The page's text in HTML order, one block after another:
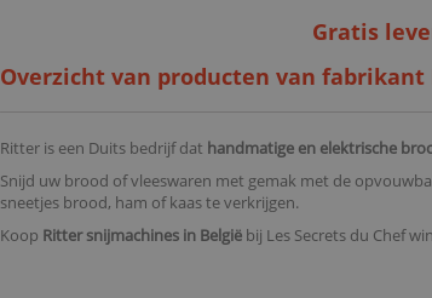
Gratis
Overzicht van producten van
Ritter is een Duits bedrijf dat handmatige en elektrische
Snijd uw brood of vleeswaren met gemak met de
sneetjes brood, ham of kaas te verkrijgen.
Koop Ritter snijmachines in België bij Les Secrets du Chef